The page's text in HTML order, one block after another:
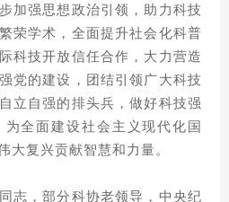
加强思想政治引领，助力科技
荣学术，全面提升社会化科普
科技开放信任合作，大力营造
党的建设，团结引领广大科技
立自强的排头兵，做好科技强
为全面建设社会主义现代化国
大复兴贡献智慧和力量。
志，部分科协老领导，中央纪